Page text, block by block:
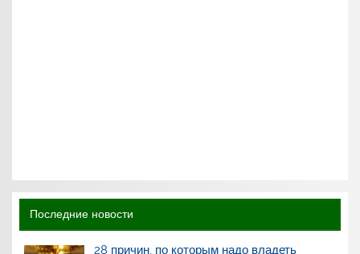
Последние новости
28 причин, по которым надо владеть